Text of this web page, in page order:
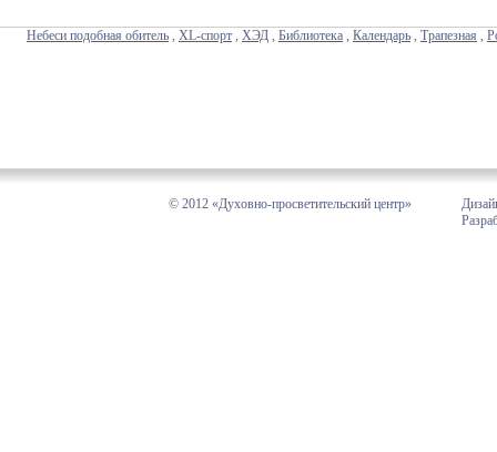
Небеси подобная обитель , XL-спорт , ХЭД , Библиотека , Календарь , Трапезная ,
© 2012 «Духовно-просветительский центр»